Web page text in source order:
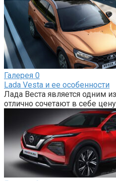
Галерея 0
Lada Vesta и ее особенности
Лада Веста является одним
отлично сочетают в себе